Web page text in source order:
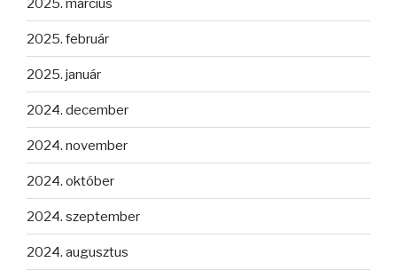
2025. március
2025. február
2025. január
2024. december
2024. november
2024. október
2024. szeptember
2024. augusztus